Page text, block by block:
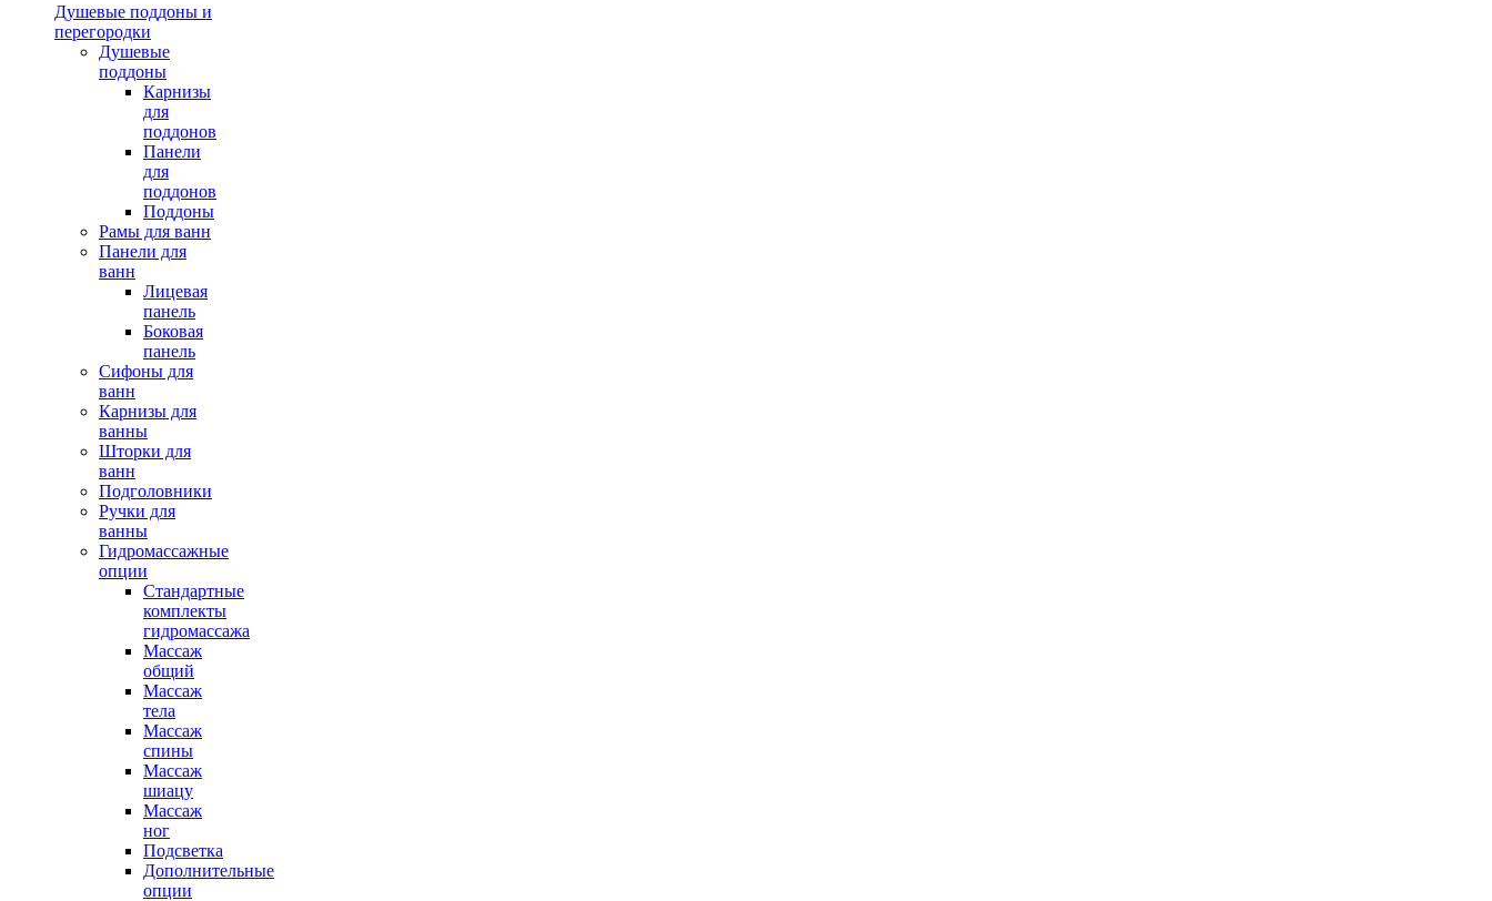
Душевые поддоны и
перегородки
Душевые
поддоны
Карнизы
для
поддонов
Панели
для
поддонов
Поддоны
Рамы для ванн
Панели для
ванн
Лицевая
панель
Боковая
панель
Сифоны для
ванн
Карнизы для
ванны
Шторки для
ванн
Подголовники
Ручки для
ванны
Гидромассажные
опции
Стандартные
комплекты
гидромассажа
Массаж
общий
Массаж
тела
Массаж
спины
Массаж
шиацу
Массаж
ног
Подсветка
Дополнительные
опции